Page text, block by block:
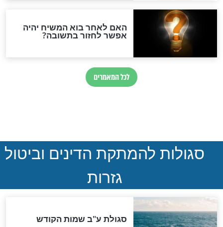
המלך כשהיה
- סגולה
סְגֻלַּת בִּרְכַּת "אֲשֶׁר יָצַר"
בְּכַוָּנָה בְּהַמְלָצַת הָרַבָּנִית
חדשות יהדות
נהרגו בדרום לבנון
ההסכם החשאי של טראמפ
ואיראן: בלי שקיפות ועם הרבה
סימני שאלה